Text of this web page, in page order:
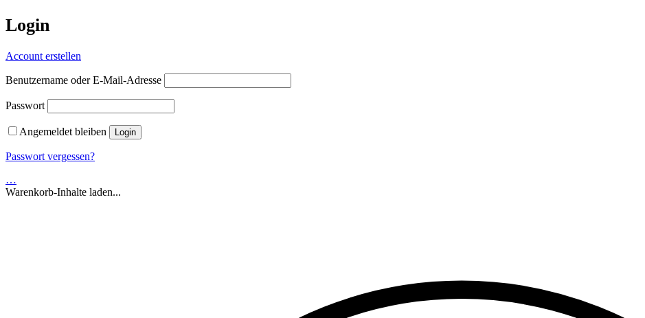
Login
Account erstellen
Benutzername oder E-Mail-Adresse
Passwort
Angemeldet bleiben
Passwort vergessen?
…
Warenkorb-Inhalte laden...